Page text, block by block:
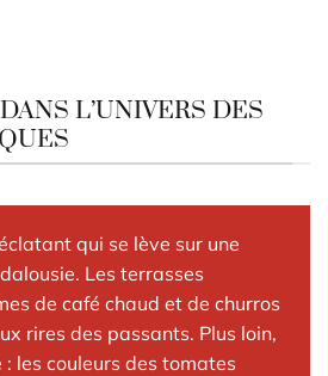
L’UNIVERS DES
qui se lève sur une
Les terrasses
de café chaud et de churros
rires des passants. Plus loin,
: les couleurs des tomates